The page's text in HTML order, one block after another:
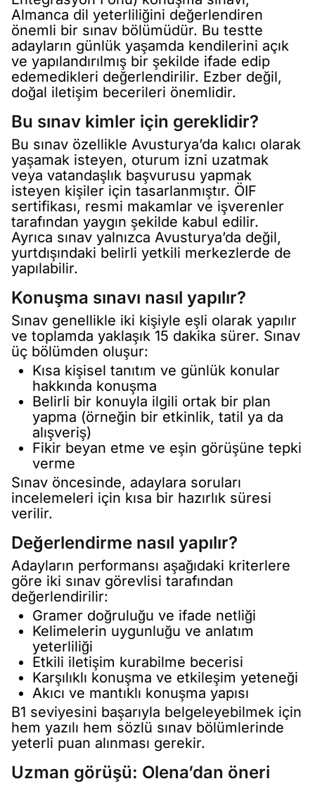
Almanca dil yeterliliğini değerlendiren
önemli bir sınav bölümüdür. Bu testte
adayların günlük yaşamda kendilerini açık
ve yapılandırılmış bir şekilde ifade edip
edemedikleri değerlendirilir. Ezber değil,
doğal iletişim becerileri önemlidir.
Bu sınav kimler için gereklidir?
Bu sınav özellikle Avusturya’da kalıcı olarak
yaşamak isteyen, oturum izni uzatmak
veya vatandaşlık başvurusu yapmak
isteyen kişiler için tasarlanmıştır. ÖIF
sertifikası, resmi makamlar ve işverenler
tarafından yaygın şekilde kabul edilir.
Ayrıca sınav yalnızca Avusturya’da değil,
yurtdışındaki belirli yetkili merkezlerde de
yapılabilir.
Konuşma sınavı nasıl yapılır?
Sınav genellikle iki kişiyle eşli olarak yapılır
ve toplamda yaklaşık 15 dakika sürer. Sınav
üç bölümden oluşur:
Kısa kişisel tanıtım ve günlük konular
hakkında konuşma
Belirli bir konuyla ilgili ortak bir plan
yapma (örneğin bir etkinlik, tatil ya da
alışveriş)
Fikir beyan etme ve eşin görüşüne tepki
verme
Sınav öncesinde, adaylara soruları
incelemeleri için kısa bir hazırlık süresi
verilir.
Değerlendirme nasıl yapılır?
Adayların performansı aşağıdaki kriterlere
göre iki sınav görevlisi tarafından
değerlendirilir:
Gramer doğruluğu ve ifade netliği
Kelimelerin uygunluğu ve anlatım
yeterliliği
Etkili iletişim kurabilme becerisi
Karşılıklı konuşma ve etkileşim yeteneği
Akıcı ve mantıklı konuşma yapısı
B1 seviyesini başarıyla belgeleyebilmek için
hem yazılı hem sözlü sınav bölümlerinde
yeterli puan alınması gerekir.
Uzman görüşü: Olena’dan öneri